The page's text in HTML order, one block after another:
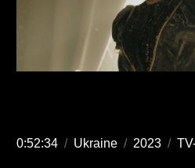
0:52:34 / Ukraine / 2023 /